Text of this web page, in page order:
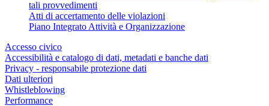
tali provvedimenti
Atti di accertamento delle violazioni
Piano Integrato Attività e Organizzazione
Accesso civico
Accessibilità e catalogo di dati, metadati e banche dati
Privacy - responsabile protezione dati
Dati ulteriori
Whistleblowing
Performance